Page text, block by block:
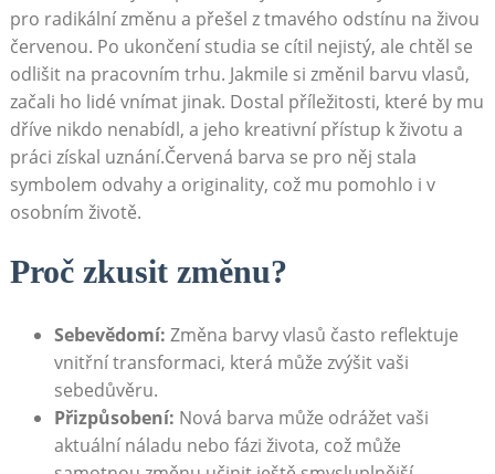
pro radikální změnu a⁣ přešel⁢ z⁣ tmavého odstínu na⁢ živou
‌červenou. Po ukončení‌ studia ⁤se cítil nejistý, ale chtěl se⁤
odlišit ⁣na pracovním trhu. Jakmile si ‌změnil⁣ barvu ⁢vlasů,
začali⁣ ho lidé vnímat jinak. Dostal příležitosti, které by mu⁣
dříve nikdo nenabídl, a jeho⁣ kreativní přístup ‌k životu⁤ a ​
práci ​získal uznání.Červená barva⁣ se ⁤pro něj stala
symbolem odvahy ‌a originality, ‍což mu pomohlo⁣ i⁢ v​
osobním životě.
Proč zkusit změnu?
Sebevědomí: ‌Změna barvy vlasů⁣ často⁤ reflektuje⁢
vnitřní transformaci, ⁢která může zvýšit vaši
sebedůvěru.
Přizpůsobení: Nová barva může odrážet vaši
aktuální ‌náladu⁤ nebo fázi života, což může⁣